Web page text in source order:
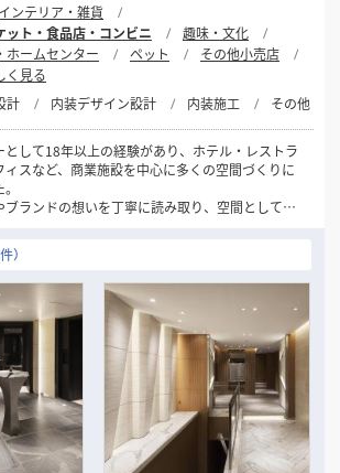
インテリア・雑貨
ット・食品店・コンビニ
趣味・文化
ホームセンター
ペット
その他小売店
く見る
計
内装デザイン設計 内装施工 その他
として18年以上の経験があり、ホテル・レストラ
ィスなど、商業施設を中心に多くの空間づくりに
ランドの想いを丁寧に読み取り、空間として表
イデアとデザインの力で、価値ある空間の実現を
で一貫して一人の担当者が対応する体制を大切に
い進行や安心感にもご好評をいただいていま
魅力や機能を高めたいとお考えの方と、ご一緒で
にしております。
）